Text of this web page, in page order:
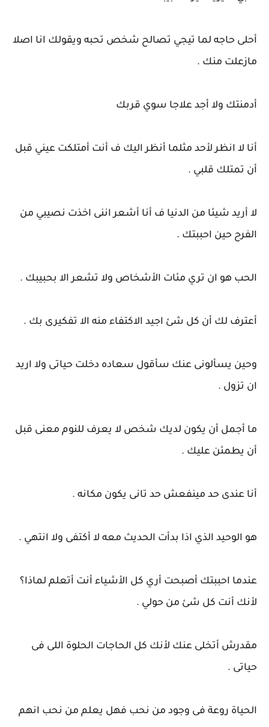
أحلى حاجه لما تيجي تصالح شخص تحبه ويقولك انا اصلا
مازعلت منك .
أدمنتك ولا أجد علاجا سوي قربك
أنا لا انظر لأحد مثلما أنظر اليك ف أنت أمتلكت عيني قبل
أن تمتلك قلبي .
لا أريد شيئا من الدنيا ف أنا أشعر اننى اخذت نصيبي من
الفرح حين احببتك .
الحب هو ان تري مئات الأشخاص ولا تشعر الا بحبيبك .
أعترف لك أن كل شئ اجيد الاكتفاء منه الا تفكيرى بك .
وحين يسألونى عنك سأقول سعاده دخلت حياتى ولا اريد
ان تزول .
ما أجمل أن يكون لديك شخص لا يعرف للنوم معنى قبل
أن يطمئن عليك .
أنا عندى حد مينفعش حد تانى يكون مكانه .
هو الوحيد الذي اذا بدأت الحديث معه لا أكتفى ولا انتهي .
عندما احببتك أصبحت أري كل الأشياء أنت أتعلم لماذا؟
لأنك أنت كل شئ من حولي .
مقدرش أتخلى عنك لأنك كل الحاجات الحلوة اللى فى
حياتى .
الحياة روعة فى وجود من نحب فهل يعلم من نحب انهم